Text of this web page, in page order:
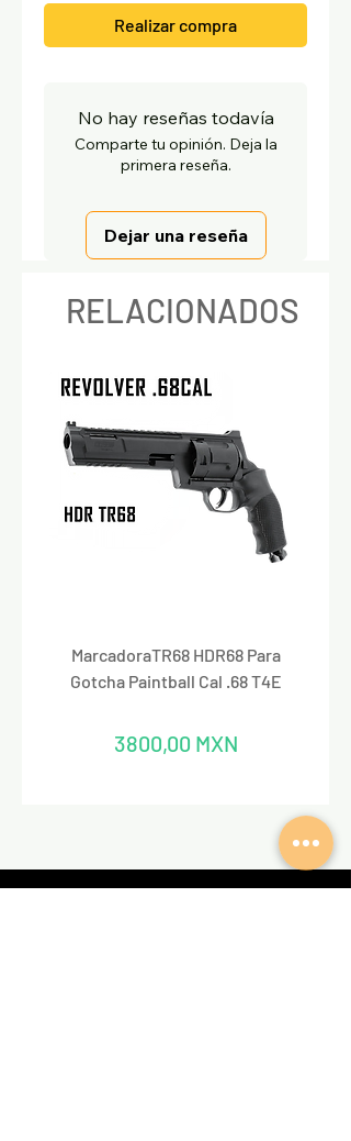
Realizar compra
No hay reseñas todavía
Comparte tu opinión. Deja la
primera reseña.
Dejar una reseña
RELACIONADOS
MarcadoraTR68 HDR68 Para
Gotcha Paintball Cal .68 T4E
Precio
3800,00 MXN